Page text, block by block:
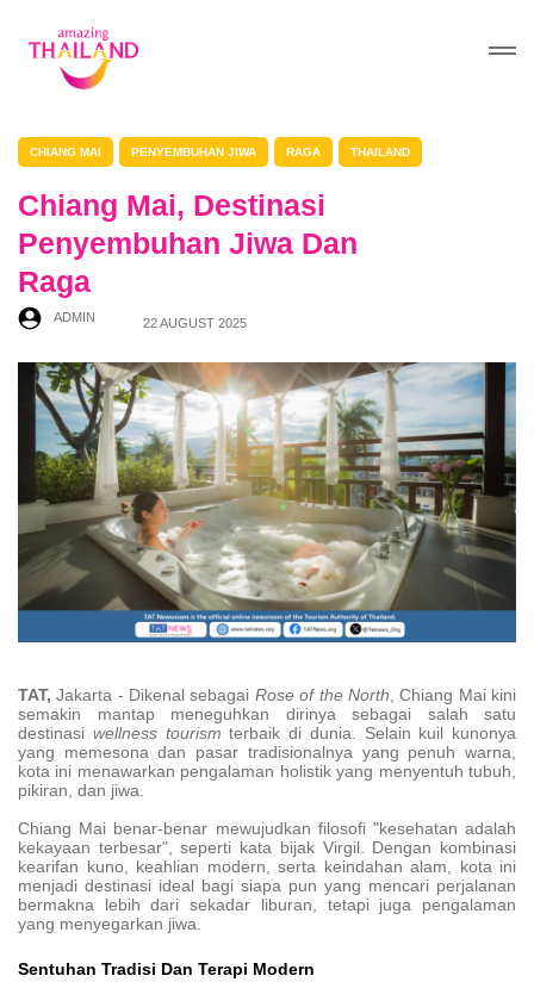
CHIANG MAI PENYEMBUHAN JIWA RAGA THAILAND
Chiang Mai, Destinasi
Penyembuhan Jiwa Dan
Raga
ADMIN 22 AUGUST 2025
TAT, Jakarta - Dikenal sebagai Rose of the North , Chiang Mai kini
semakin mantap meneguhkan dirinya sebagai salah satu
destinasi wellness tourism terbaik di dunia. Selain kuil kunonya
yang memesona dan pasar tradisionalnya yang penuh warna,
kota ini menawarkan pengalaman holistik yang menyentuh tubuh,
pikiran, dan jiwa.
Chiang Mai benar-benar mewujudkan filosofi "kesehatan adalah
kekayaan terbesar", seperti kata bijak Virgil. Dengan kombinasi
kearifan kuno, keahlian modern, serta keindahan alam, kota ini
menjadi destinasi ideal bagi siapa pun yang mencari perjalanan
bermakna lebih dari sekadar liburan, tetapi juga pengalaman
yang menyegarkan jiwa.
Sentuhan Tradisi Dan Terapi Modern